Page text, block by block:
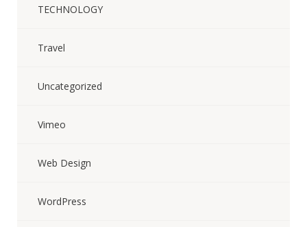
TECHNOLOGY
Travel
Uncategorized
Vimeo
Web Design
WordPress